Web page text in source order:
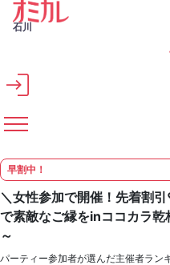
メインコンテンツへスキップ
石川
早割中！
＼女性参加で開催！先着割
で素敵なご縁をinココカラ
～
パーティー参加者が選んだ主催者ラン